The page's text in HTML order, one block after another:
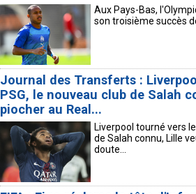
Aux Pays-Bas,
son troisième succès
Journal des Transferts :
PSG, le nouveau club de Salah
piocher au Real...
Liverpool tourné vers
de Salah connu, Lille
doute...